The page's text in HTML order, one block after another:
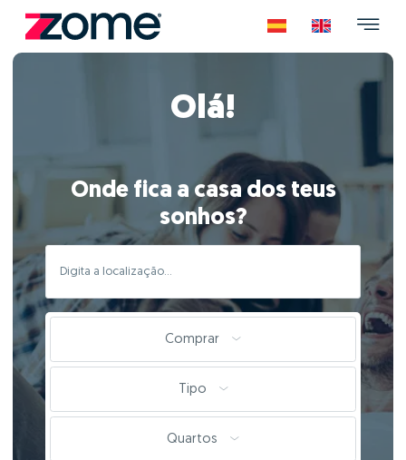
Olá!
Onde fica a casa dos teus
sonhos?
Comprar
Tipo
Quartos